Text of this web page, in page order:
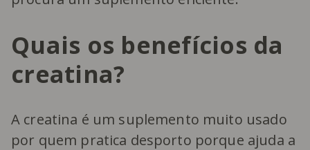
Quais os benefícios da
creatina?
A creatina é um suplemento muito usado
por quem pratica desporto porque ajuda a